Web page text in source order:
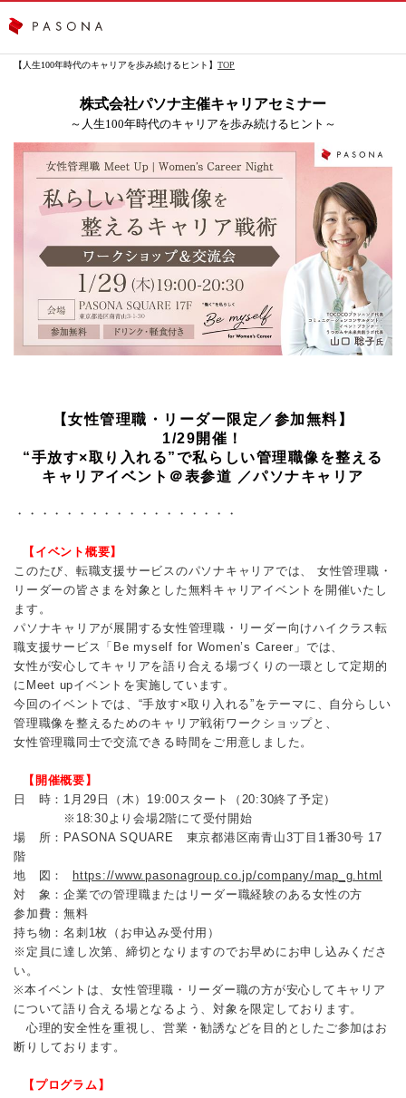
【人生100年時代のキャリアを歩み続けるヒント】 TOP
株式会社パソナ主催キャリアセミナー
～人生100年時代のキャリアを歩み続けるヒント～
【女性管理職・リーダー限定／参加無料】
1/29開催！
“手放す×取り入れる”で私らしい管理職像を整える
キャリアイベント＠表参道 ／パソナキャリア
・・・・・・・・・・・・・・・・・・
【イベント概要】
このたび、転職支援サービスのパソナキャリアでは、 女性管理職・
リーダーの皆さまを対象とした無料キャリアイベントを開催いたし
ます。
パソナキャリアが展開する女性管理職・リーダー向けハイクラス転
職支援サービス「Be myself for Women’s Career」では、
女性が安心してキャリアを語り合える場づくりの一環として定期的
にMeet upイベントを実施しています。
今回のイベントでは、“手放す×取り入れる”をテーマに、自分らしい
管理職像を整えるためのキャリア戦術ワークショップと、
女性管理職同士で交流できる時間をご用意しました。
【開催概要】
日 時：1月29日（木）19:00スタート（20:30終了予定）
※18:30より会場2階にて受付開始
場 所：PASONA SQUARE 東京都港区南青山3丁目1番30号 17
階
地 図：
https://www.pasonagroup.co.jp/company/map_g.html
対 象：企業での管理職またはリーダー職経験のある女性の方
参加費：無料
持ち物：名刺1枚（お申込み受付用）
※定員に達し次第、締切となりますのでお早めにお申し込みくださ
い。
※本イベントは、女性管理職・リーダー職の方が安心してキャリア
について語り合える場となるよう、対象を限定しております。
心理的安全性を重視し、営業・勧誘などを目的としたご参加はお
断りしております。
【プログラム】